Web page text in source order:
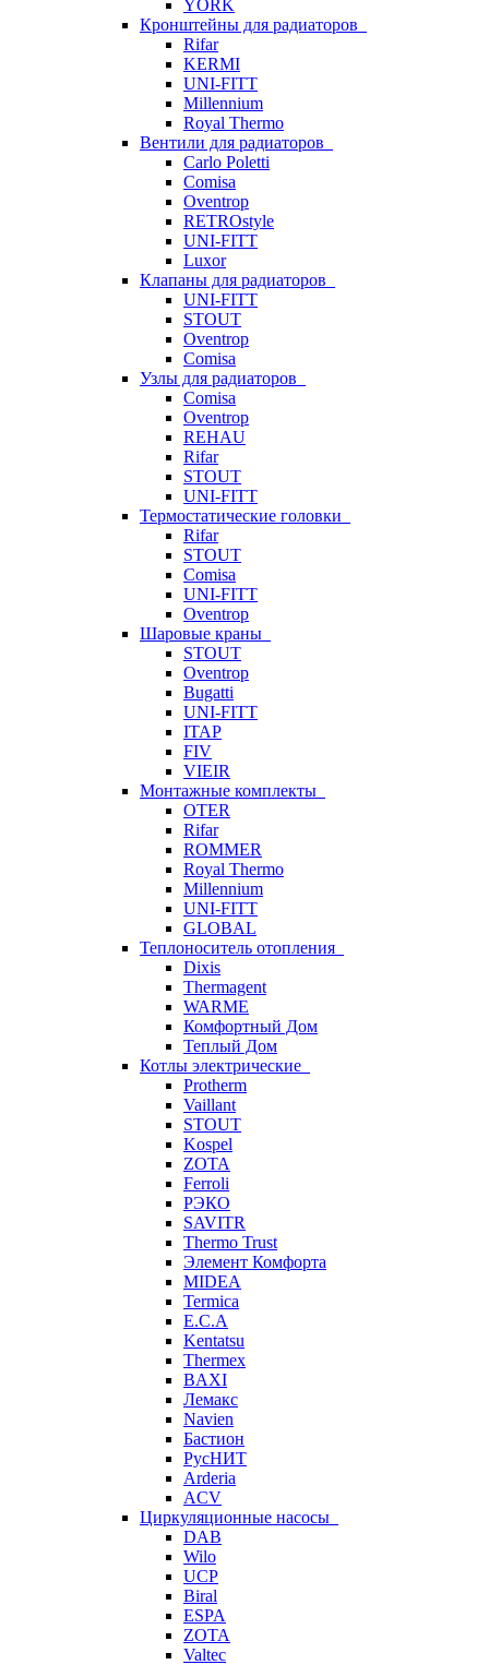
YORK
Кронштейны для радиаторов
Rifar
KERMI
UNI-FITT
Millennium
Royal Thermo
Вентили для радиаторов
Carlo Poletti
Comisa
Oventrop
RETROstyle
UNI-FITT
Luxor
Клапаны для радиаторов
UNI-FITT
STOUT
Oventrop
Comisa
Узлы для радиаторов
Comisa
Oventrop
REHAU
Rifar
STOUT
UNI-FITT
Термостатические головки
Rifar
STOUT
Comisa
UNI-FITT
Oventrop
Шаровые краны
STOUT
Oventrop
Bugatti
UNI-FITT
ITAP
FIV
VIEIR
Монтажные комплекты
OTER
Rifar
ROMMER
Royal Thermo
Millennium
UNI-FITT
GLOBAL
Теплоноситель отопления
Dixis
Thermagent
WARME
Комфортный Дом
Теплый Дом
Котлы электрические
Protherm
Vaillant
STOUT
Kospel
ZOTA
Ferroli
РЭКО
SAVITR
Thermo Trust
Элемент Комфорта
MIDEA
Termica
E.C.A
Kentatsu
Thermex
BAXI
Лемакс
Navien
Бастион
РусНИТ
Arderia
ACV
Циркуляционные насосы
DAB
Wilo
UCP
Biral
ESPA
ZOTA
Valtec